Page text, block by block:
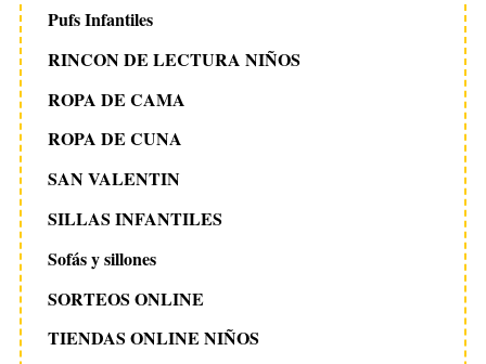
Pufs Infantiles
RINCON DE LECTURA NIÑOS
ROPA DE CAMA
ROPA DE CUNA
SAN VALENTIN
SILLAS INFANTILES
Sofás y sillones
SORTEOS ONLINE
TIENDAS ONLINE NIÑOS